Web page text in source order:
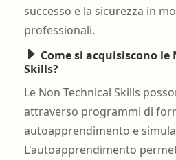
successo e la sicurezza in
professionali.
Come si acquisiscono le
Skills?
Le Non Technical Skills
attraverso programmi di
autoapprendimento e
L'autoapprendimento